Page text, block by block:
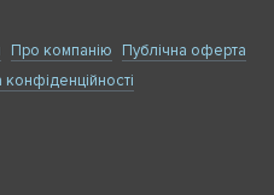
Про компанію
Публічна оферта
конфіденційності